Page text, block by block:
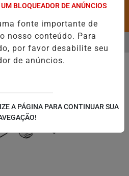
BLOQUEADOR DE ANÚNCIOS
fonte importante de
nosso conteúdo. Para
por favor desabilite seu
de anúncios.
A PÁGINA PARA CONTINUAR SUA